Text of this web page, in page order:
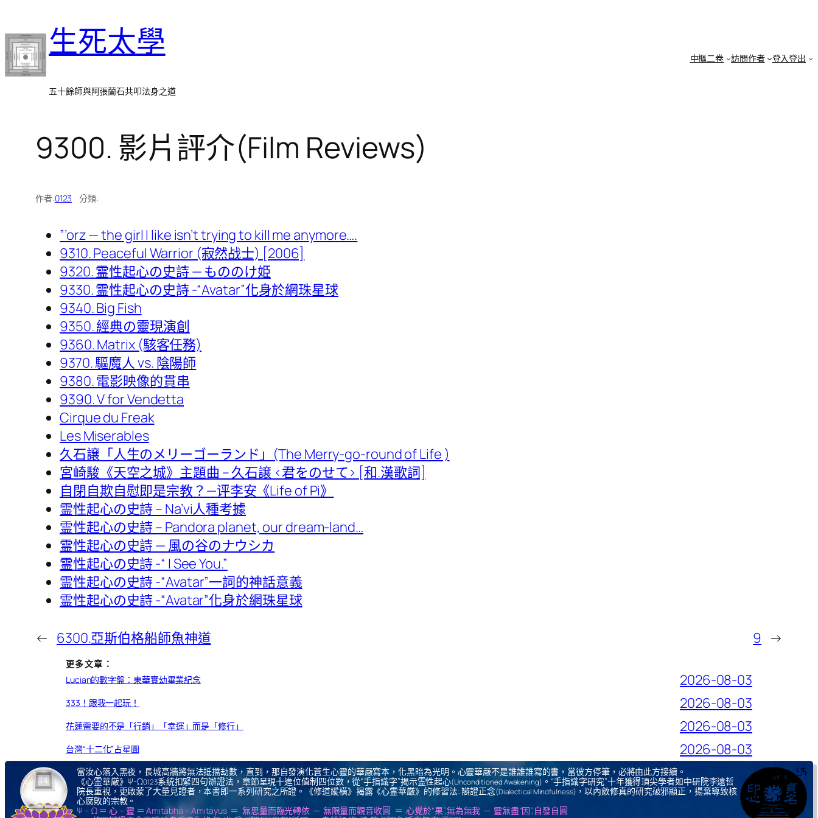
至
主
要
生死太學
五十餘師與阿張蘭石共叩法身之道
中樞二卷 訪問作者 登入登出
9300. 影片評介(Film Reviews)
作者:0123 分類:
”’orz — the girl I like isn’t trying to kill me anymore….
9310. Peaceful Warrior (寂然战士) [2006]
9320. 霊性起心の史詩 — もののけ姫
9330. 霊性起心の史詩 -“Avatar”化身於網珠星球
9340. Big Fish
9350. 經典の靈現演創
9360. Matrix (駭客任務)
9370. 驅魔人 vs. 陰陽師
9380. 電影映像的貫串
9390. V for Vendetta
Cirque du Freak
Les Miserables
久石譲「人生のメリーゴーランド」(The Merry-go-round of Life )
宮崎駿《天空之城》主題曲 – 久石譲 <君をのせて> [和.漢歌詞]
自閉自欺自慰即是宗教？—评李安《Life of Pi》
霊性起心の史詩 – Na’vi人種考據
霊性起心の史詩 – Pandora planet, our dream-land…
霊性起心の史詩 — 風の谷のナウシカ
霊性起心の史詩 -“ I See You.”
霊性起心の史詩-“Avatar”一詞的神話意義
霊性起心の史詩 -“Avatar”化身於網珠星球
← 6300.亞斯伯格船師魚神道 9 →
更多文章：
Lucian的數字盤：東華實幼畢業紀念
2026-08-03
333！跟我一起玩！ 2026-08-03
花蓮需要的不是「行銷」「幸運」而是「修行」 2026-08-03
台灣“十二化”占星圖 2026-08-03
當汝心落入黑夜，長城高牆將無法抵擋劫數，直到，那自發演化蒼生心靈的華嚴寫本，化黑暗為光明。心靈華嚴不是誰誰誰寫的書，當彼方停筆，必將由此方接續。
《心霊華厳》Ψ-Ω0123系統扣緊四句辦證法，章節呈現十進位值制四位數，從“手指識字”揭示霊性起心(Unconditioned Awakening) 。“手指識字研究”十年獲得頂尖學者如中研院李遠哲
院長重視，更啟蒙了大量見證者，本書即一系列研究之所證。《修道縱橫》揭露《心霊華厳》的修習法: 辯證正念(Dialectical Mindfulness) ，以內斂修真的研究破邪顯正，揚棄導致核
心腐敗的宗教。
Ψ – Ω ＝ 心 – 靈 ＝ Amitābhā – Amitāyus ＝ 無思量而臨光轉依 ─ 無限量而觀音收圓 ＝ 心覺於“果”,無為無我 ─ 靈無盡“因”,自發自圓